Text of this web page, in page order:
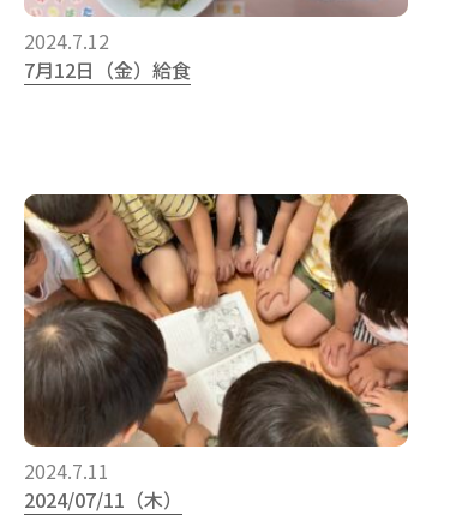
2024.7.12
7月12日（金）給食
2024.7.11
2024/07/11（木）